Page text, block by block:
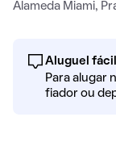
Alameda Miami,
Aluguel
Para alugar
fiador ou